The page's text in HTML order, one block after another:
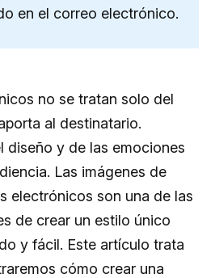
en el correo electrónico.
no se tratan solo del
al destinatario.
diseño y de las emociones
Las imágenes de
electrónicos son una de las
de crear un estilo único
y fácil. Este artículo trata
cómo crear una